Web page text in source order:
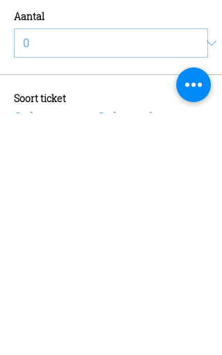
Aantal
Soort ticket
Schaatsen + Schaatshuur